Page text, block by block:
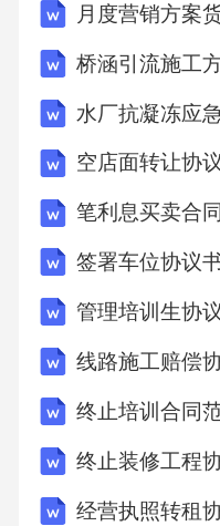
月度营销方案
桥涵引流施工
水厂抗凝冻应
空店面转让协
笔利息买卖合
签署车位协议
管理培训生协
线路施工赔偿
终止培训合同
终止装修工程
经营执照转租